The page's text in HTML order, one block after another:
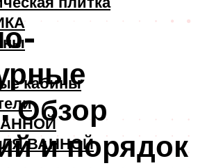
кабины
ВАННОЙ
Обзор
и порядок